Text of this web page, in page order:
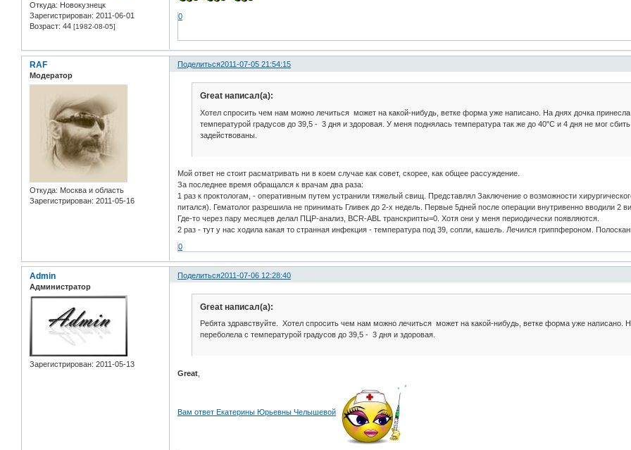
Откуда: Новокузнецк
Зарегистрирован: 2011-06-01
Возраст: 44 [1982-08-05]
0
Поделиться2011-07-05 21:54:15
RAF
Модератор
Откуда: Москва и область
Зарегистрирован: 2011-05-16
Great написал(а):
Хотел спросить чем нам можно лечиться может на какой-нибудь, ветке форма уже написано. На днях дочка
температурой градусов до 39,5 - 3 дня и здоровая. У меня поднялась температура так же до 40"С и 4 дня не мог
задействованы.
Мой ответ не стоит расматривать ни в коем случае как совет, скорее, как общее рассуждение.
За последнее время обращался к врачам два раза:
1 раз к проктологам, - оперативным путем устранили тяжелый свищ. Представлял Заключение о возможности
питался). Гематолог разрешила не принимать Гливек до 2-х недель. Первые 5дней после операции внутривенно вводили 2
Где-то через пару месяцев делал ПЦР-анализ, BCR-ABL транскрипты=0. Хотя они у меня периодически появляются.
2 раз - тут у нас ходила какая то странная инфекция - температура под 39, сопли, кашель. Лечился гриппфероном.
0
Поделиться2011-07-06 12:28:40
Admin
Администратор
Зарегистрирован: 2011-05-13
Great написал(а):
Ребята здравствуйте. Хотел спросить чем нам можно лечиться может на какой-нибудь, ветке форма уже написано.
переболела с температурой градусов до 39,5 - 3 дня и здоровая.
Great
Вам ответ Екатерины Юрьевны Челышевой